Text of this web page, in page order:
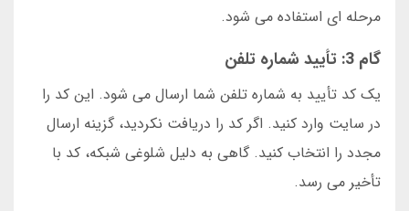
مرحله ای استفاده می شود.
گام 3: تأیید شماره تلفن
یک کد تأیید به شماره تلفن شما ارسال می شود. این کد را
در سایت وارد کنید. اگر کد را دریافت نکردید، گزینه ارسال
مجدد را انتخاب کنید. گاهی به دلیل شلوغی شبکه، کد با
تأخیر می رسد.